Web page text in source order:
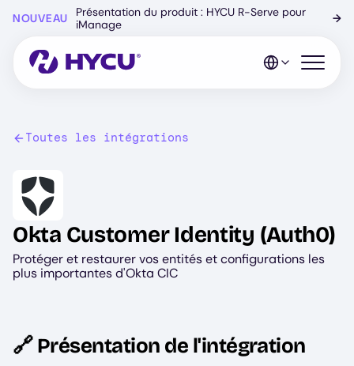
content
NOUVEAU
Présentation du produit : HYCU R-Serve pour
iManage
→
Open
Toutes les intégrations
Image
Okta Customer Identity (Auth0)
Protéger et restaurer vos entités et configurations les
plus importantes d'Okta CIC
🔗 Présentation de l'intégration